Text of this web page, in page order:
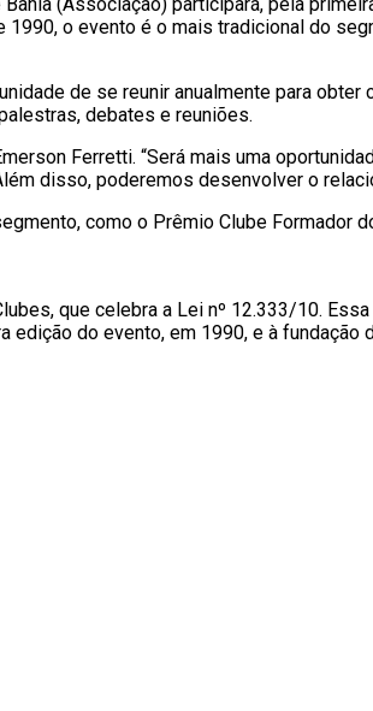
o evento é o mais tradicional do
de se reunir anualmente para obter
debates e reuniões.
Ferretti. “Será mais uma
disso, poderemos desenvolver o
como o Prêmio Clube Formador
que celebra a Lei nº 12.333/10.
do evento, em 1990, e à fundação